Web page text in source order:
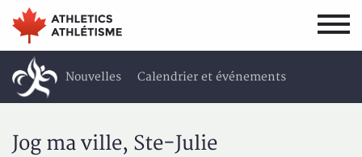
Aller
au
menu
principal
Aller
au
contenu
principal
Nouvelles Calendrier et événements
Jog ma ville, Ste-Julie